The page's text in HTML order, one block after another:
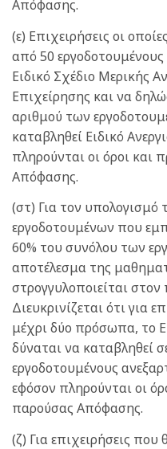
Απόφασης.
(ε) Επιχειρήσεις οι
από 50
Ειδικό Σχέδιο Μερικής
Επιχείρησης και να
αριθμού των
καταβληθεί Ειδικό
πληρούνται οι όροι και
Απόφασης.
(στ) Για τον υπολογισμό
εργοδοτουμένων που
60% του συνόλου των
αποτέλεσμα της
στρογγυλοποιείται
Διευκρινίζεται ότι για
μέχρι δύο πρόσωπα, το
δύναται να καταβληθεί
εργοδοτουμένους
εφόσον πληρούνται οι
παρούσας Απόφασης.
(ζ) Για επιχειρήσεις